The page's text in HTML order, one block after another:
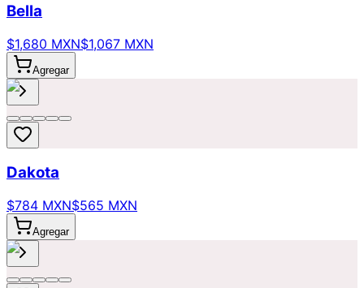
Bella
$1,680 MXN$1,067 MXN
Agregar
Dakota
$784 MXN$565 MXN
Agregar